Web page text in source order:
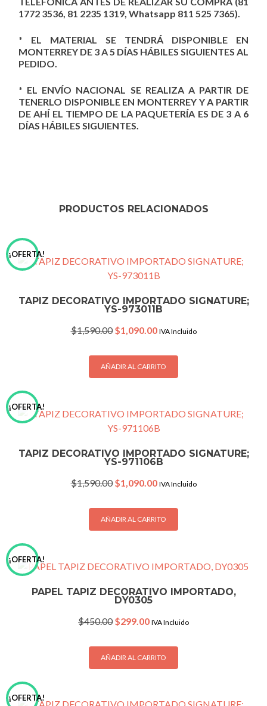
1772 3536, 81 2235 1319, Whatsapp 811 525 7365).
* EL MATERIAL SE TENDRÁ DISPONIBLE EN
MONTERREY DE 3 A 5 DÍAS HÁBILES SIGUIENTES AL
PEDIDO.
* EL ENVÍO NACIONAL SE REALIZA A PARTIR DE
TENERLO DISPONIBLE EN MONTERREY Y A PARTIR
DE AHÍ EL TIEMPO DE LA PAQUETERÍA ES DE 3 A 6
DÍAS HÁBILES SIGUIENTES.
PRODUCTOS RELACIONADOS
¡OFERTA!
TAPIZ DECORATIVO IMPORTADO SIGNATURE;
YS-973011B
$1,590.00 Original
was:
$1,590.00.
$1,090.00Current
is:
$1,090.00.
IVA Incluido
AÑADIR AL CARRITO
¡OFERTA!
TAPIZ DECORATIVO IMPORTADO SIGNATURE;
YS-971106B
$1,590.00 Original
was:
$1,590.00.
$1,090.00Current
is:
$1,090.00.
IVA Incluido
AÑADIR AL CARRITO
¡OFERTA!
PAPEL TAPIZ DECORATIVO IMPORTADO,
DY0305
$450.00 Original
was:
$450.00.
$299.00Current
is:
$299.00.
IVA Incluido
AÑADIR AL CARRITO
¡OFERTA!